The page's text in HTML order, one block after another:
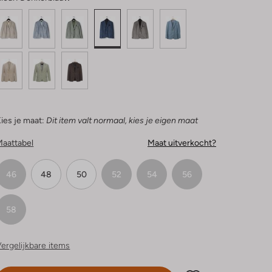
je maat: Dit item valt normaal, kies je eigen maat
Maat uitverkocht?
46 48 50 52 54 56
58
items